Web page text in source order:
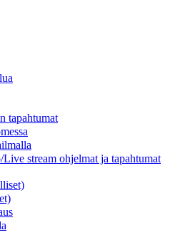
stream ohjelmat ja tapahtumat